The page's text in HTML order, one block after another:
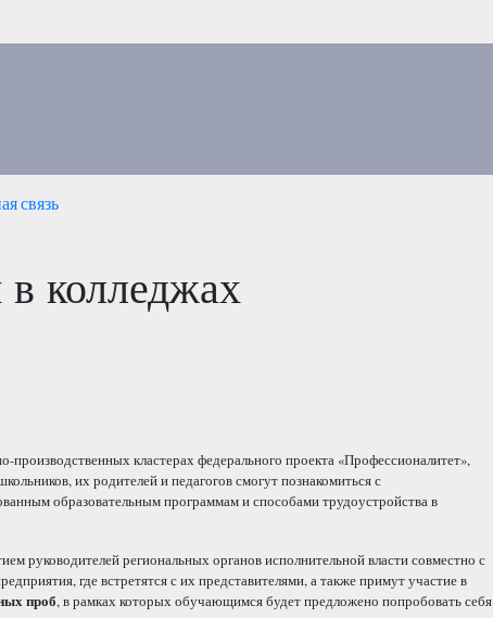
связь
колледжах
производственных кластерах федерального проекта «Профессионалитет»,
их родителей и педагогов смогут познакомиться с
образовательным программам и способами трудоустройства в
руководителей региональных органов исполнительной власти совместно с
где встретятся с их представителями, а также примут участие в
проб, в рамках которых обучающимся будет предложено попробовать себя